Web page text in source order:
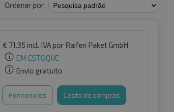
Ordenar por
€ 71.35 incl. IVApor Raifen Paket GmbH
EM ESTOQUE
Envio gratuito
Pormenores Cesto de compras